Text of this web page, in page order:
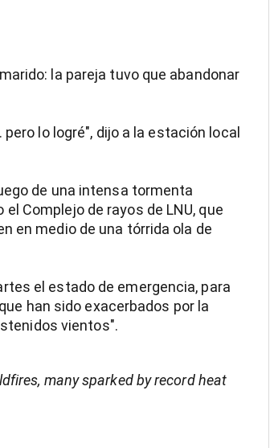
la pareja tuvo que abandonar
lo logré", dijo a la estación local
de una intensa tormenta
Complejo de rayos de LNU, que
en medio de una tórrida ola de
el estado de emergencia, para
han sido exacerbados por la
vientos".
many sparked by record heat